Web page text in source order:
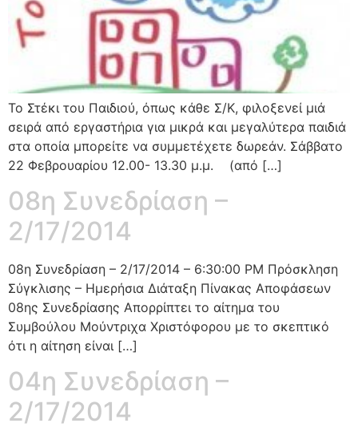
Το Στέκι του Παιδιού, όπως κάθε Σ/Κ, φιλοξενεί μιά
σειρά από εργαστήρια για μικρά και μεγαλύτερα παιδιά
στα οποία μπορείτε να συμμετέχετε δωρεάν. Σάββατο
22 Φεβρουαρίου 12.00- 13.30 μ.μ. (από […]
08η Συνεδρίαση –
2/17/2014
08η Συνεδρίαση – 2/17/2014 – 6:30:00 PM Πρόσκληση
Σύγκλισης – Ημερήσια Διάταξη Πίνακας Αποφάσεων
08ης Συνεδρίασης Απορρίπτει το αίτημα του
Συμβούλου Μούντριχα Χριστόφορου με το σκεπτικό
ότι η αίτηση είναι […]
04η Συνεδρίαση –
2/17/2014